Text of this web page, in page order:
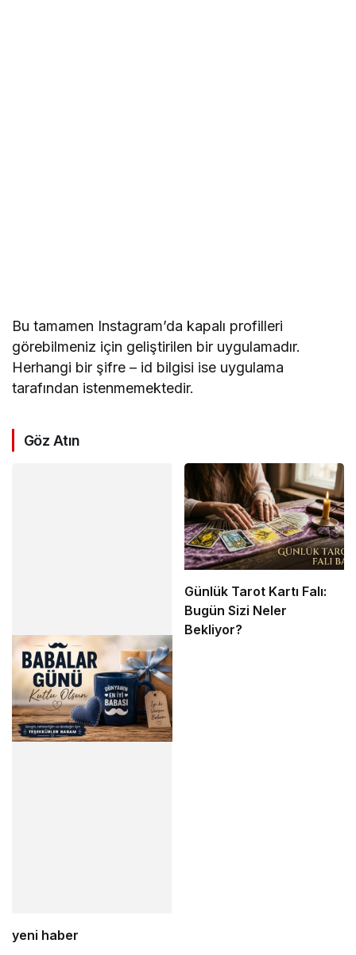
Bu tamamen Instagram’da kapalı profilleri
görebilmeniz için geliştirilen bir uygulamadır.
Herhangi bir şifre – id bilgisi ise uygulama
tarafından istenmemektedir.
Göz Atın
yeni haber
Günlük Tarot Kartı Falı:
Bugün Sizi Neler
Bekliyor?